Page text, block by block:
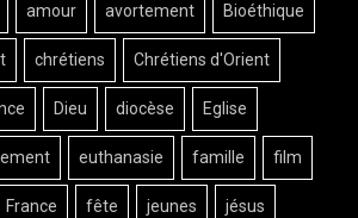
amour avortement Bioéthique
chrétiens Chrétiens d'Orient
Dieu diocèse Eglise
euthanasie famille film
France fête jeunes jésus